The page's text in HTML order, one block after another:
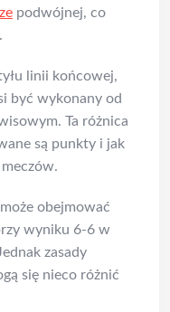
podwójnej, co
linii końcowej,
być wykonany od
Ta różnica
są punkty i jak
obejmować
wyniku 6-6 w
zasady
się nieco różnić